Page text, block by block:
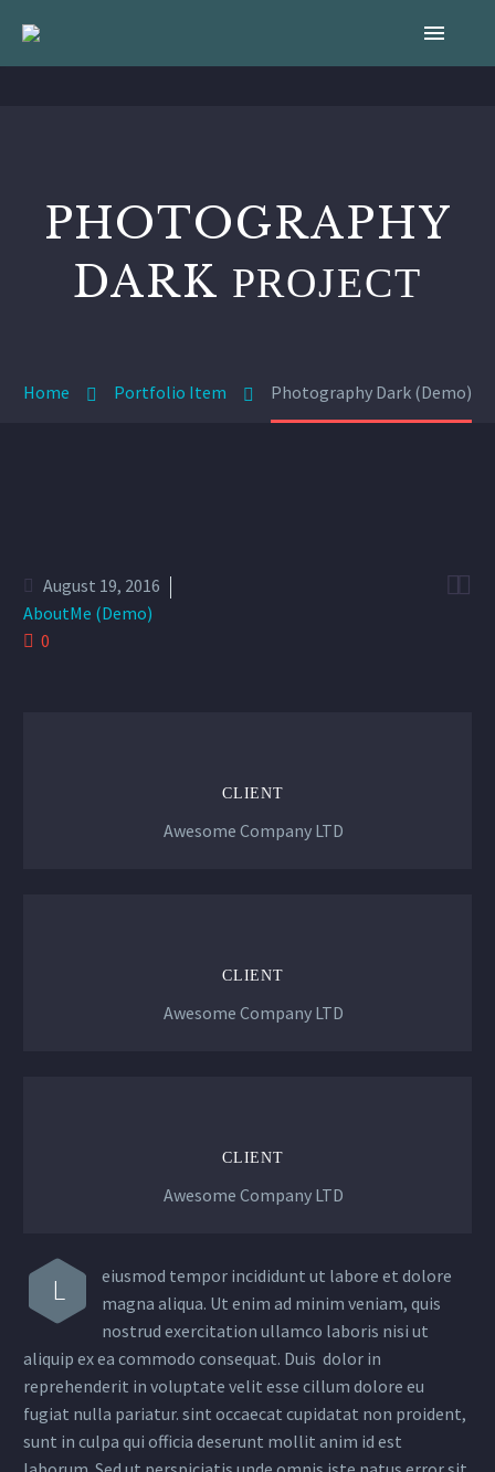
PHOTOGRAPHY
DARK PROJECT
Home Portfolio Item Photography Dark (Demo)

August 19, 2016
AboutMe (Demo)
0
CLIENT
Awesome Company LTD
CLIENT
Awesome Company LTD
CLIENT
Awesome Company LTD
L
eiusmod tempor incididunt ut labore et dolore
magna aliqua. Ut enim ad minim veniam, quis
nostrud exercitation ullamco laboris nisi ut
aliquip ex ea commodo consequat. Duis dolor in
reprehenderit in voluptate velit esse cillum dolore eu
fugiat nulla pariatur. sint occaecat cupidatat non proident,
sunt in culpa qui officia deserunt mollit anim id est